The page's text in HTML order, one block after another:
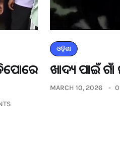
ଓଡ଼ିଶା
ଖାଦ୍ୟ ପାଇଁ
MARCH 10, 2026 0